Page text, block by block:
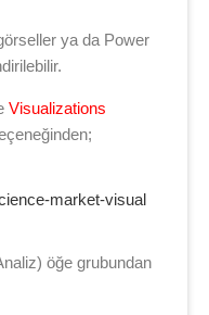
ya da Power
Visualizations
öğe grubundan